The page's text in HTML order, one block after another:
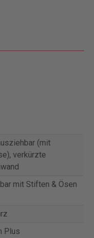
(mit
verkürzte
mit Stiften & Ösen
Plus